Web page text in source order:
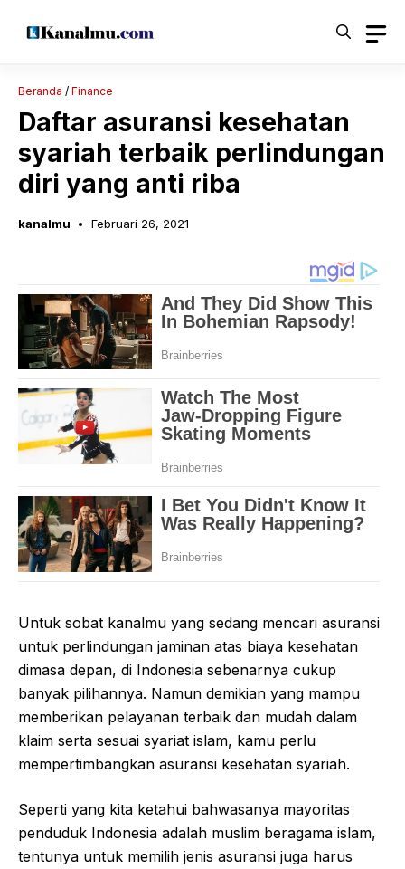
Beranda / Finance
Daftar asuransi kesehatan
syariah terbaik perlindungan
diri yang anti riba
kanalmu Februari 26, 2021
Untuk sobat kanalmu yang sedang mencari asuransi
untuk perlindungan jaminan atas biaya kesehatan
dimasa depan, di Indonesia sebenarnya cukup
banyak pilihannya. Namun demikian yang mampu
memberikan pelayanan terbaik dan mudah dalam
klaim serta sesuai syariat islam, kamu perlu
mempertimbangkan asuransi kesehatan syariah.
Seperti yang kita ketahui bahwasanya mayoritas
penduduk Indonesia adalah muslim beragama islam,
tentunya untuk memilih jenis asuransi juga harus